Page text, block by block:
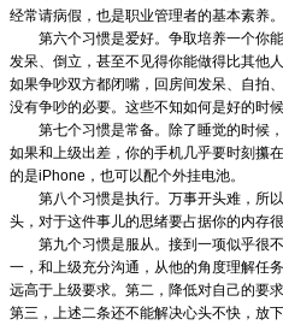
经常请病假，也是职业管理者的基本素养。
第六个习惯是爱好。争取培养一个你能
发呆、倒立，甚至不见得你能做得比其他
如果争吵双方都闭嘴，回房间发呆、自拍
没有争吵的必要。这些不知如何是好的时
第七个习惯是常备。除了睡觉的时候，
如果和上级出差，你的手机几乎要时刻攥
的是iPhone，也可以配个外挂电池。
第八个习惯是执行。万事开头难，所以
头，对于这件事儿的思绪要占据你的内存
第九个习惯是服从。接到一项似乎很不
一，和上级充分沟通，从他的角度理解任
远高于上级要求。第二，降低对自己的要
第三，上述二条还不能解决心头不快，放下